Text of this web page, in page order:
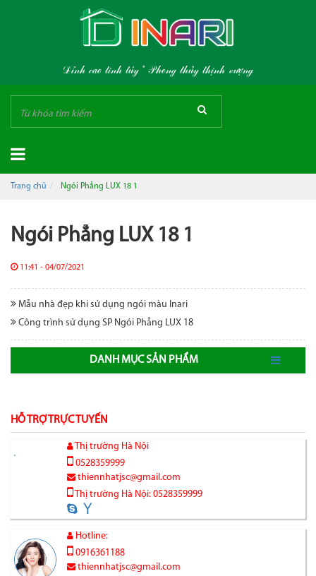
Đỉnh cao tinh túy * Phong thủy thịnh vượng
Trang chủ Ngói Phẳng LUX 18 1
Ngói Phẳng LUX 18 1
11:41 - 04/07/2021
Mẫu nhà đẹp khi sử dụng ngói màu Inari
Công trình sử dụng SP Ngói Phẳng LUX 18
DANH MỤC SẢN PHẨM
HỖ TRỢ TRỰC TUYẾN
Thị trường Hà Nội
0528359999
thiennhatjsc@gmail.com
Thị trường Hà Nội: 0528359999
Hotline:
0916361188
thiennhatjsc@gmail.com